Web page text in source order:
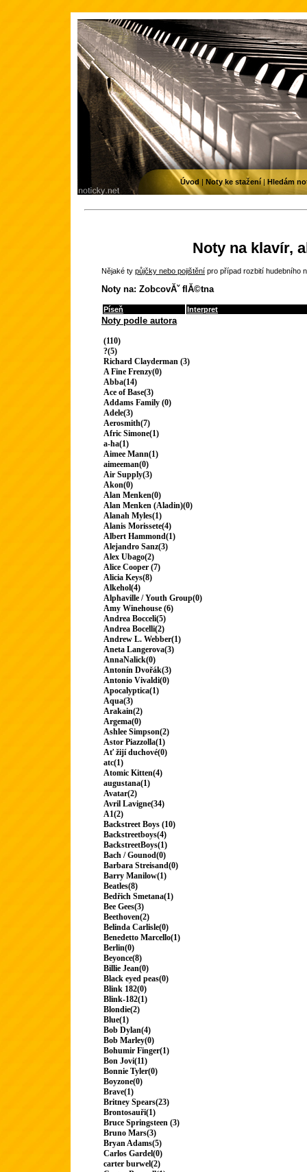
Noty na klavír,
Nějaké ty půjčky nebo pojištění pro případ rozbití hudebního
Noty na: ZobcovĂˇ flĂ©tna
Píseň Interpret
Noty podle autora
(110)
?(5)
Richard Clayderman (3)
A Fine Frenzy(0)
Abba(14)
Ace of Base(3)
Addams Family (0)
Adele(3)
Aerosmith(7)
Afric Simone(1)
a-ha(1)
Aimee Mann(1)
aimeeman(0)
Air Supply(3)
Akon(0)
Alan Menken(0)
Alan Menken (Aladin)(0)
Alanah Myles(1)
Alanis Morissete(4)
Albert Hammond(1)
Alejandro Sanz(3)
Alex Ubago(2)
Alice Cooper (7)
Alicia Keys(8)
Alkehol(4)
Alphaville / Youth Group(0)
Amy Winehouse (6)
Andrea Bocceli(5)
Andrea Bocelli(2)
Andrew L. Webber(1)
Aneta Langerova(3)
AnnaNalick(0)
Antonín Dvořák(3)
Antonio Vivaldi(0)
Apocalyptica(1)
Aqua(3)
Arakain(2)
Argema(0)
Ashlee Simpson(2)
Astor Piazzolla(1)
Ať žijí duchové(0)
atc(1)
Atomic Kitten(4)
augustana(1)
Avatar(2)
Avril Lavigne(34)
A1(2)
Backstreet Boys (10)
Backstreetboys(4)
BackstreetBoys(1)
Bach / Gounod(0)
Barbara Streisand(0)
Barry Manilow(1)
Beatles(8)
Bedřich Smetana(1)
Bee Gees(3)
Beethoven(2)
Belinda Carlisle(0)
Benedetto Marcello(1)
Berlin(0)
Beyonce(8)
Billie Jean(0)
Black eyed peas(0)
Blink 182(0)
Blink-182(1)
Blondie(2)
Blue(1)
Bob Dylan(4)
Bob Marley(0)
Bohumir Finger(1)
Bon Jovi(11)
Bonnie Tyler(0)
Boyzone(0)
Brave(1)
Britney Spears(23)
Brontosauři(1)
Bruce Springsteen (3)
Bruno Mars(3)
Bryan Adams(5)
Carlos Gardel(0)
carter burwel(2)
Úvod | Noty ke stažení| Hledám